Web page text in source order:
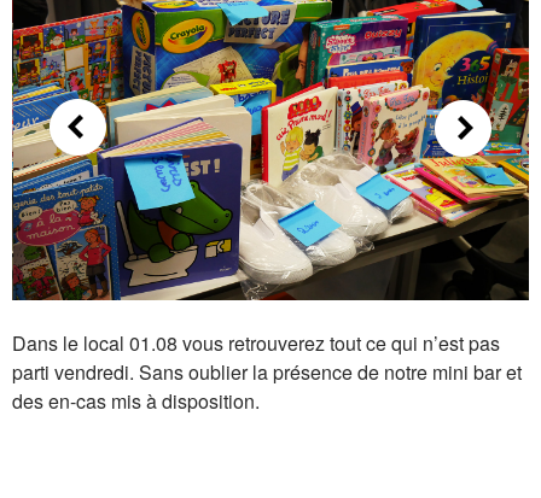
Dans le local 01.08 vous retrouverez tout ce qui n’est pas
parti vendredi. Sans oublier la présence de notre mini bar et
des en-cas mis à disposition.